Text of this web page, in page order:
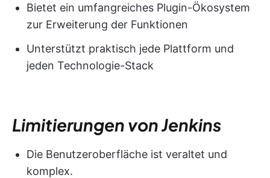
Bietet ein umfangreiches Plugin-Ökosystem
zur Erweiterung der Funktionen
Unterstützt praktisch jede Plattform und
jeden Technologie-Stack
Limitierungen von Jenkins
Die Benutzeroberfläche ist veraltet und
komplex.